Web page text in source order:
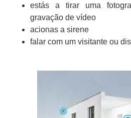
estás a tirar uma
gravação de vídeo
acionas a sirene
falar com um visitante ou